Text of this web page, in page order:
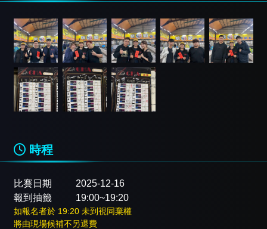
時程
比賽日期
2025-12-16
報到抽籤
19:00~19:20
如報名者於 19:20 未到視同棄權
將由現場候補不另退費